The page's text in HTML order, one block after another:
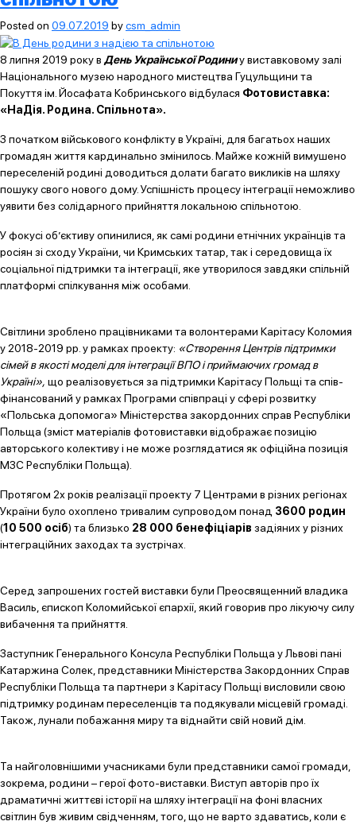
Posted on 09.07.2019 bycsm_admin
8 липня 2019 року в День Української Родиниу виставковому залі
Національного музею народного мистецтва Гуцульщини та
Покуття ім. Йосафата Кобринського відбулася Фотовиставка:
«НаДія. Родина. Спільнота».
З початком військового конфлікту в Україні, для багатьох наших
громадян життя кардинально змінилось. Майже кожній вимушено
переселеній родині доводиться долати багато викликів на шляху
пошуку свого нового дому. Успішність процесу інтеграції неможливо
уявити без солідарного прийняття локальною спільнотою.
У фокусі об’єктиву опинилися, як самі родини етнічних українців та
росіян зі сходу України, чи Кримських татар, так і середовища їх
соціальної підтримки та інтеграції, яке утворилося завдяки спільній
платформі спілкування між особами.
Світлини зроблено працівниками та волонтерами Карітасу Коломия
у 2018-2019 рр. у рамках проекту: «Створення Центрів підтримки
сімей в якості моделі для інтеграції ВПО і приймаючих громад в
Україні», що реалізовується за підтримки Карітасу Польщі та спів-
фінансований у рамках Програми співпраці у сфері розвитку
«Польська допомога» Міністерства закордонних справ Республіки
Польща (зміст матеріалів фотовиставки відображає позицію
авторського колективу і не може розглядатися як офіційна позиція
МЗС Республіки Польща).
Протягом 2х років реалізації проекту 7 Центрами в різних регіонах
України було охоплено тривалим супроводом понад 3600 родин
(10 500 осіб) та близько 28 000 бенефіціарів задіяних у різних
інтеграційних заходах та зустрічах.
Серед запрошених гостей виставки були Преосвященний владика
Василь, єпископ Коломийської єпархії, який говорив про лікуючу силу
вибачення та прийняття.
Заступник Генерального Консула Республіки Польща у Львові пані
Катаржина Солек, представники Міністерства Закордонних Справ
Республіки Польща та партнери з Карітасу Польщі висловили свою
підтримку родинам переселенців та подякували місцевій громаді.
Також, лунали побажання миру та віднайти свій новий дім.
Та найголовнішими учасниками були представники самої громади,
зокрема, родини – герої фото-виставки. Виступ авторів про їх
драматичні життєві історії на шляху інтеграції на фоні власних
світлин був живим свідченням, того, що не варто здаватись, коли є